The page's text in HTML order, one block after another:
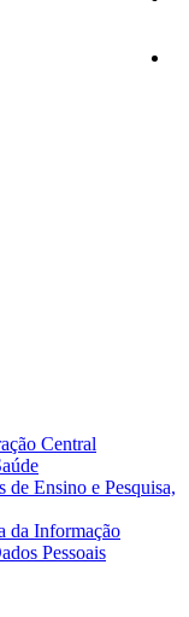
Central
Ensino e Pesquisa,
da Informação
Pessoais